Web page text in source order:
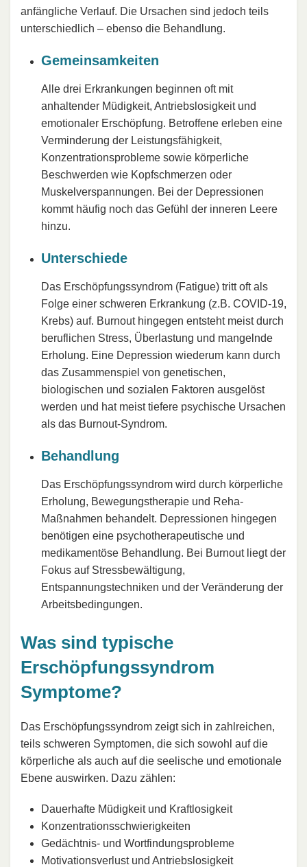
anfängliche Verlauf. Die Ursachen sind jedoch teils
unterschiedlich – ebenso die Behandlung.
Gemeinsamkeiten
Alle drei Erkrankungen beginnen oft mit
anhaltender Müdigkeit, Antriebslosigkeit und
emotionaler Erschöpfung. Betroffene erleben eine
Verminderung der Leistungsfähigkeit,
Konzentrationsprobleme sowie körperliche
Beschwerden wie Kopfschmerzen oder
Muskelverspannungen. Bei der Depressionen
kommt häufig noch das Gefühl der inneren Leere
hinzu.
Unterschiede
Das Erschöpfungssyndrom (Fatigue) tritt oft als
Folge einer schweren Erkrankung (z.B. COVID-19,
Krebs) auf. Burnout hingegen entsteht meist durch
beruflichen Stress, Überlastung und mangelnde
Erholung. Eine Depression wiederum kann durch
das Zusammenspiel von genetischen,
biologischen und sozialen Faktoren ausgelöst
werden und hat meist tiefere psychische Ursachen
als das Burnout-Syndrom.
Behandlung
Das Erschöpfungssyndrom wird durch körperliche
Erholung, Bewegungstherapie und Reha-
Maßnahmen behandelt. Depressionen hingegen
benötigen eine psychotherapeutische und
medikamentöse Behandlung. Bei Burnout liegt der
Fokus auf Stressbewältigung,
Entspannungstechniken und der Veränderung der
Arbeitsbedingungen.
Was sind typische
Erschöpfungssyndrom
Symptome?
Das Erschöpfungssyndrom zeigt sich in zahlreichen,
teils schweren Symptomen, die sich sowohl auf die
körperliche als auch auf die seelische und emotionale
Ebene auswirken. Dazu zählen:
Dauerhafte Müdigkeit und Kraftlosigkeit
Konzentrationsschwierigkeiten
Gedächtnis- und Wortfindungsprobleme
Motivationsverlust und Antriebslosigkeit